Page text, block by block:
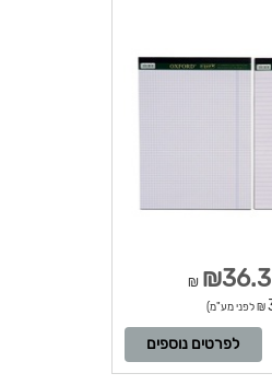
₪36.3
₪
₪ לפני מע"מ)
לפרטים נוספים